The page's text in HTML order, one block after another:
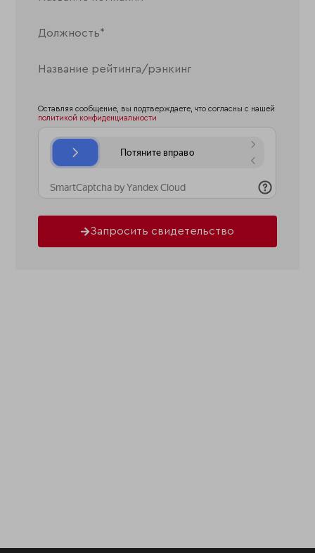
Оставляя сообщение, вы подтверждаете, что согласны с нашей
политикой конфиденциальности
Запросить свидетельство